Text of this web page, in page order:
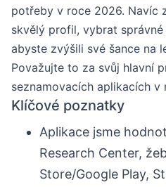
potřeby v roce 2026. Navíc
skvělý profil, vybrat
abyste zvýšili své šance na
Považujte to za svůj hlavní
seznamovacích aplikacích v
Klíčové poznatky
Aplikace jsme
Research Center,
Store/Google Play,